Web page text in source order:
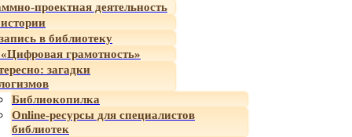
проектная деятельность
в библиотеку
грамотность»
загадки
Библиокопилка
Online-ресурсы для специалистов
библиотек